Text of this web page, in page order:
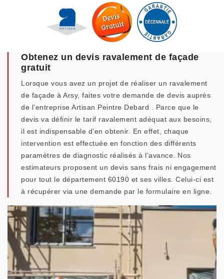
Obtenez un devis ravalement de façade
gratuit
Lorsque vous avez un projet de réaliser un ravalement
de façade à Arsy, faites votre demande de devis auprès
de l’entreprise Artisan Peintre Debard . Parce que le
devis va définir le tarif ravalement adéquat aux besoins,
il est indispensable d’en obtenir. En effet, chaque
intervention est effectuée en fonction des différents
paramètres de diagnostic réalisés à l’avance. Nos
estimateurs proposent un devis sans frais ni engagement
pour tout le département 60190 et ses villes. Celui-ci est
à récupérer via une demande par le formulaire en ligne.